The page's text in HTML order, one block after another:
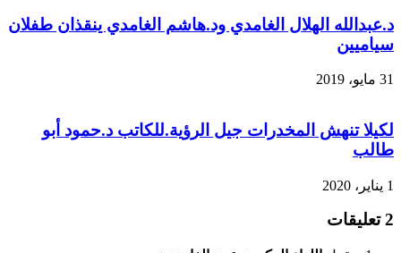
د.عبدالله الهلال الغامدي ود.هاشم الغامدي ينقذان طفلان
سياميين
31 مايو، 2019
لكيلا تنهش المخدرات جيل الرؤية.للكاتب د.حمود أبو
طالب
1 يناير، 2020
‫2 تعليقات